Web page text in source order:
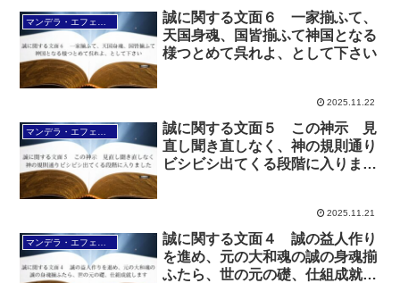
誠に関する文面６ 一家揃ふて、
天国身魂、国皆揃ふて神国となる
様つとめて呉れよ、として下さい
2025.11.22
マンデラ・エフェクト文面（2025年6月24日～
誠に関する文面５ この神示 見
直し聞き直しなく、神の規則通り
ビシビシ出てくる段階に入りまし
2025.11.21
誠に関する文面４ 誠の益人作り
を進め、元の大和魂の誠の身魂揃
ふたら、世の元の礎、仕組成就し